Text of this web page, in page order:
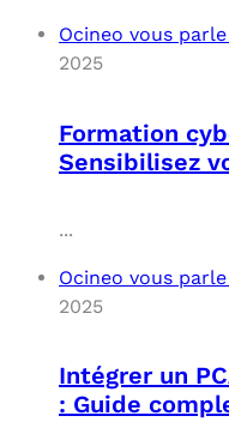
Ocineo vous
2025
Formation
Sensibilisez
...
Ocineo vous
2025
Intégrer un
: Guide